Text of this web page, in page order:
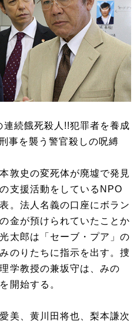
続餓死殺人!!犯罪者を養成
事を襲う警官殺しの呪縛
敦史の変死体が廃墟で発見
支援活動をしているNPO
。法人名義の口座にボラン
金が預けられていたことか
太郎は「セーブ・プア」の
のりたちに指示を出す。捜
学教授の兼坂守は、みの
開始する。
美、黄川田将也、梨本謙次